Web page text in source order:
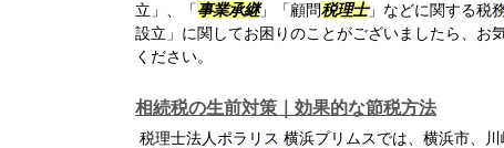
立」、「事業承継」「顧問税理士」などに関する税
設立」に関してお困りのことがございましたら、お
ください。
相続税の生前対策｜効果的な節税方法
税理士法人ポラリス 横浜プリムスでは、横浜市、